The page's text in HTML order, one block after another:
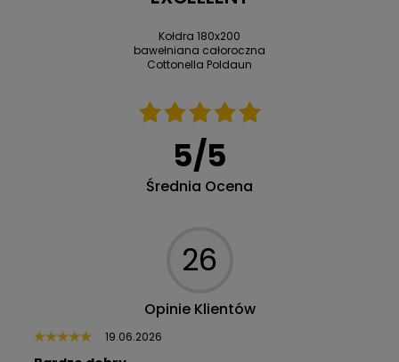
Kołdra 180x200
bawełniana całoroczna
Cottonella Poldaun
5/5
Średnia Ocena
26
Opinie Klientów
19.06.2026